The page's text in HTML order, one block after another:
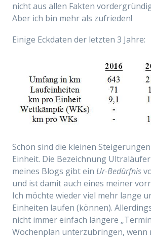
nicht aus allen Fakten
Aber ich bin mehr als zufrieden!
Einige Eckdaten der letzten 3 Jahre:
Schön sind die kleinen
Einheit. Die Bezeichnung
meines Blogs gibt ein Ur-Bedürfnis
und ist damit auch eines meiner
Ich möchte wieder viel mehr lange
Einheiten laufen (können).
nicht immer einfach längere
Wochenplan unterzubringen, wenn